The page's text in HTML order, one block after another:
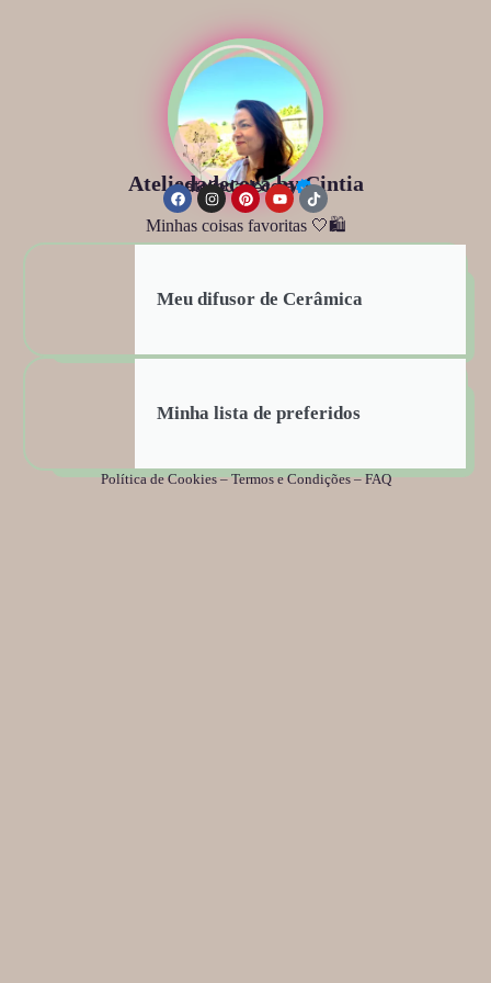
Ateliedadecora by Cintia
@ateliedadecora
Minhas coisas favoritas 🤍🛍️
Meu difusor de Cerâmica
Minha lista de preferidos
Política de Cookies–Termos e Condições–FAQ